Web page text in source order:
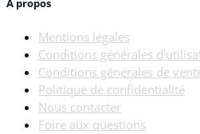
À propos
Mentions légales
Conditions générales
Conditions générales de
Politique de confidentialité
Nous contacter
Foire aux questions